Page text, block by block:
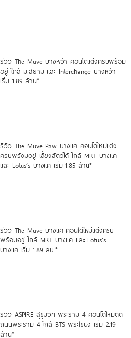
รีวิว The Muve บางหว้า คอนโดแต่งครบพร้อม
อยู่ ใกล้ ม.สยาม และ Interchange บางหว้า
เริ่ม 1.89 ล้าน*
รีวิว The Muve Paw บางแค คอนโดใหม่แต่ง
ครบพร้อมอยู่ เลี้ยงสัตว์ได้ ใกล้ MRT บางแค
และ Lotus’s บางแค เริ่ม 1.85 ล้าน*
รีวิว The Muve บางแค คอนโดใหม่แต่งครบ
พร้อมอยู่ ใกล้ MRT บางแค และ Lotus’s
บางแค เริ่ม 1.89 ลบ.*
รีวิว ASPIRE สุขุมวิท-พระราม 4 คอนโดใหม่ติด
ถนนพระราม 4 ใกล้ BTS พระโขนง เริ่ม 2.19
ล้าน*